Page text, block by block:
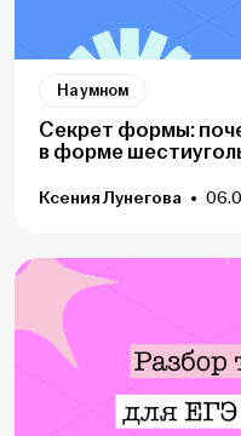
На умном
Секрет формы:
в форме
Ксения Лунегова